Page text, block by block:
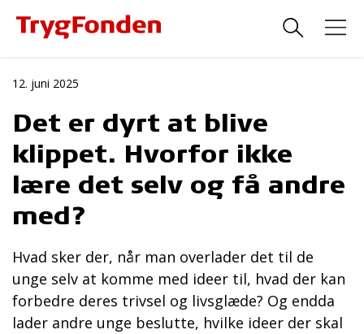
12. juni 2025
Det er dyrt at blive
klippet. Hvorfor ikke
lære det selv og få andre
med?
Hvad sker der, når man overlader det til de
unge selv at komme med ideer til, hvad der kan
forbedre deres trivsel og livsglæde? Og endda
lader andre unge beslutte, hvilke ideer der skal